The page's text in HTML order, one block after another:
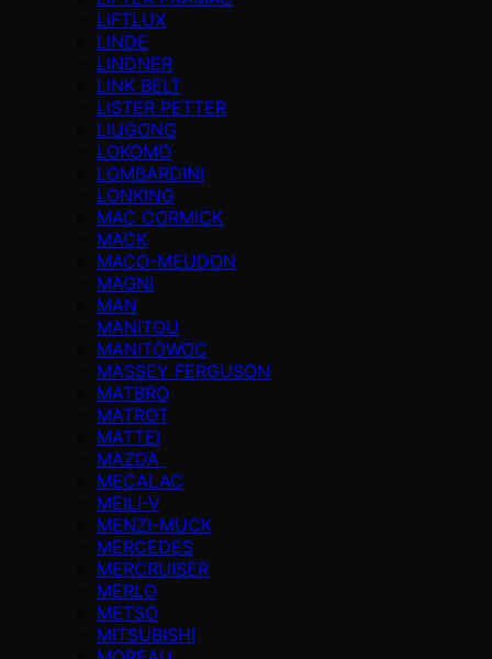
LIFTLUX
LINDE
LINDNER
LINK BELT
LISTER PETTER
LIUGONG
LOKOMO
LOMBARDINI
LONKING
MAC CORMICK
MACK
MACO-MEUDON
MAGNI
MAN
MANITOU
MANITOWOC
MASSEY FERGUSON
MATBRO
MATROT
MATTEI
MAZDA
MECALAC
MEILI-V
MENZI-MUCK
MERCEDES
MERCRUISER
MERLO
METSO
MITSUBISHI